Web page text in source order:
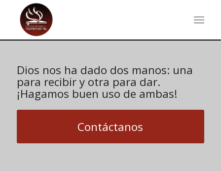
Dios nos ha dado dos manos: una
para recibir y otra para dar.
¡Hagamos buen uso de ambas!
Contáctanos